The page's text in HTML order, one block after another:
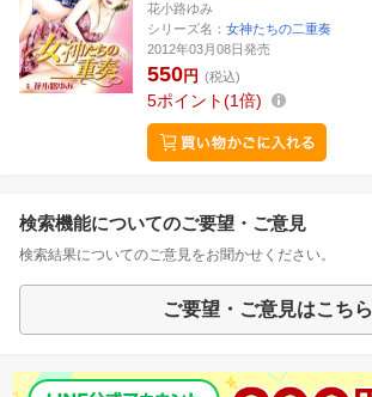
花小路ゆみ
シリーズ名： 女神たちの二重奏
2012年03月08日発売
550円 (税込)
5ポイント 1倍
検索機能についてのご要望・ご意見
検索結果についてのご意見をお聞かせください。
ご要望・ご意見はこちら